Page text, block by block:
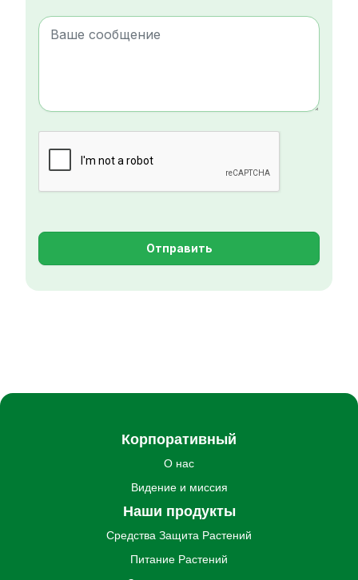
Отправить
Корпоративный
О нас
Видение и миссия
Наши продукты
Средства Защита Pастений
Питание Pастений